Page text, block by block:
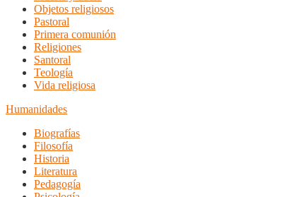
Objetos religiosos
Pastoral
Primera comunión
Religiones
Santoral
Teología
Vida religiosa
Humanidades
Biografías
Filosofía
Historia
Literatura
Pedagogía